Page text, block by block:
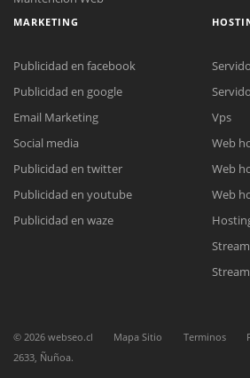
Reunión
Nuestros ejecutivos le enviarán un correo
Meet para la reunión
Cotización
Chat Online
Todos nuestros ejecutivos están fuera de
MARKETING
Publicidad en facebook
Publicidad en google
Email Marketing
Social media
Publicidad en twitter
Publicidad en youtube
Publicidad en waze
Vps
Web
Web
Web
© 2026 webseo.cl Mapa Sitio Terminos
2633, Ñuñoa.